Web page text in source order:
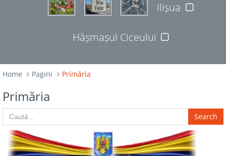
Ilișua
Hășmașul Ciceului
Home Pagini Primăria
Primăria
Search